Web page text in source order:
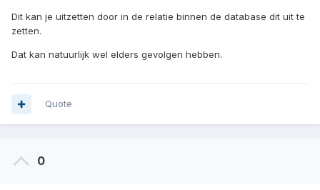
Dit kan je uitzetten door in de relatie binnen de database dit uit te
zetten.
Dat kan natuurlijk wel elders gevolgen hebben.
Quote
0